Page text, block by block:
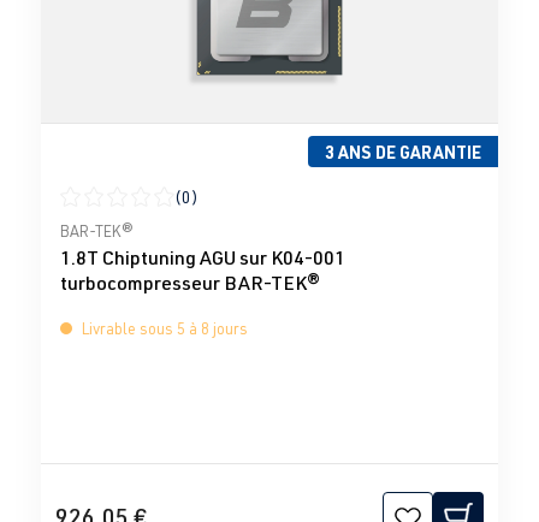
3 ANS DE GARANTIE
Note moyenne de 0 sur 5 étoiles
(0)
BAR-TEK®
1.8T Chiptuning AGU sur K04-001
turbocompresseur BAR-TEK®
Livrable sous 5 à 8 jours